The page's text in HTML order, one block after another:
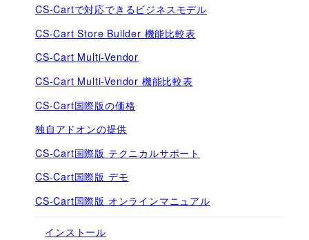
CS-Cartで対応できるビジネスモデル
CS-Cart Store Builder 機能比較表
CS-Cart Multi-Vendor
CS-Cart Multi-Vendor 機能比較表
CS-Cart国際版の価格
独自アドオンの提供
CS-Cart国際版 テクニカルサポート
CS-Cart国際版 デモ
CS-Cart国際版 オンラインマニュアル
インストール